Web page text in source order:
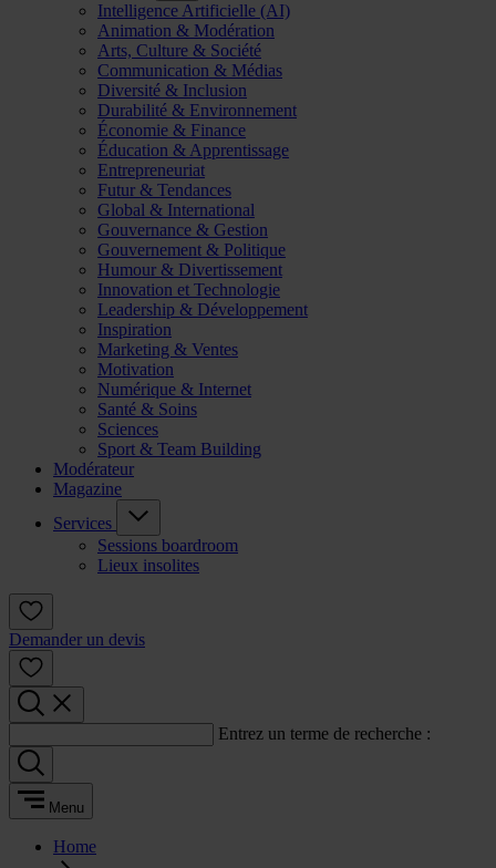
Intelligence Artificielle (AI)
Animation & Modération
Arts, Culture & Société
Communication & Médias
Diversité & Inclusion
Durabilité & Environnement
Économie & Finance
Éducation & Apprentissage
Entrepreneuriat
Futur & Tendances
Global & International
Gouvernance & Gestion
Gouvernement & Politique
Humour & Divertissement
Innovation et Technologie
Leadership & Développement
Inspiration
Marketing & Ventes
Motivation
Numérique & Internet
Santé & Soins
Sciences
Sport & Team Building
Modérateur
Magazine
Services
Sessions boardroom
Lieux insolites
Demander un devis
Entrez un terme de recherche :
Menu
Home